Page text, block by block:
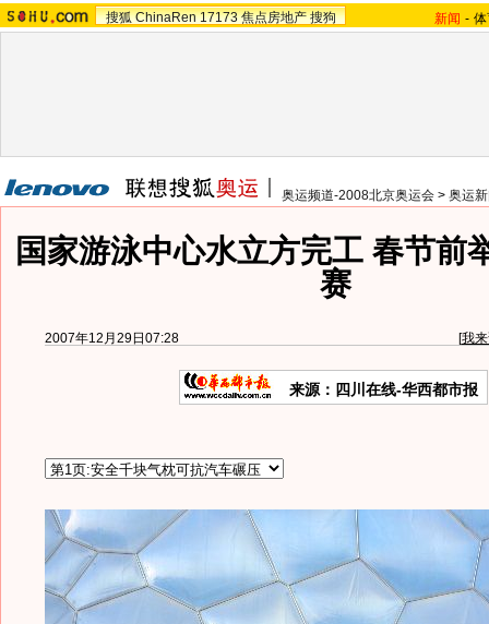
搜狐 ChinaRen 17173 焦点房地产 搜狗 新闻 -
奥运频道-2008北京奥运会 > 奥运
国家游泳中心水立方完工 春节前
赛
2007年12月29日07:28 [我
来源：四川在线-华西都市报